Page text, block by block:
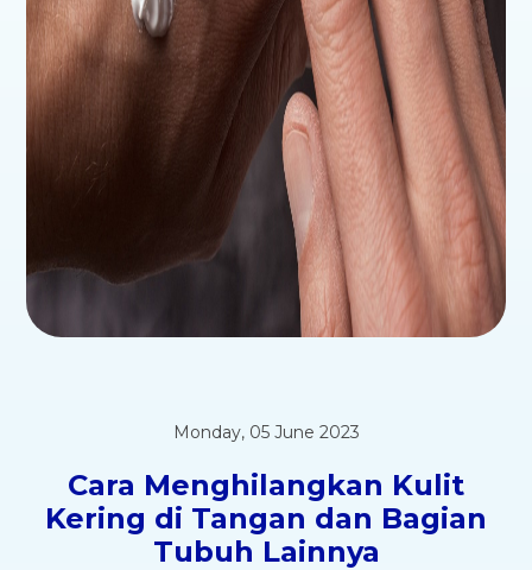
Monday, 05 June 2023
Cara Menghilangkan Kulit
Kering di Tangan dan Bagian
Tubuh Lainnya